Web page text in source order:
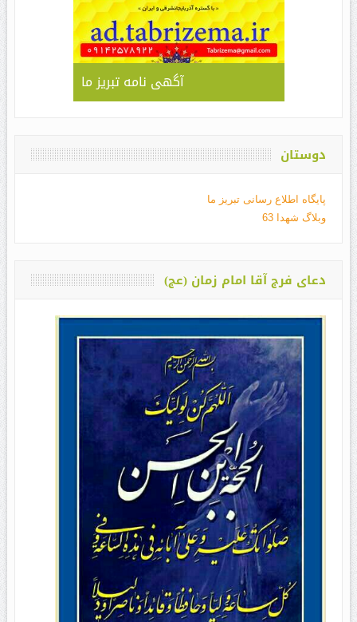
آگهی نامه تبریز ما
دوستان
پایگاه اطلاع رسانی تبریز ما
وبلاگ شهدا 63
دعای فرج آقا امام زمان (عج)